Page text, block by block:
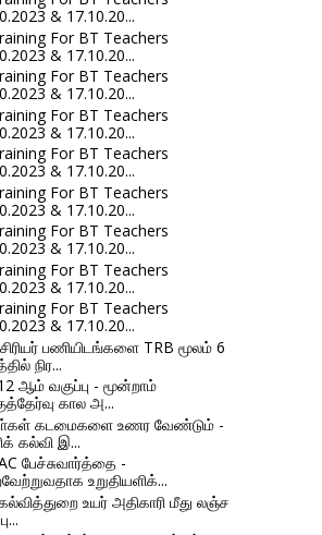
& 17.10.20...
For BT Teachers
& 17.10.20...
For BT Teachers
& 17.10.20...
For BT Teachers
& 17.10.20...
For BT Teachers
& 17.10.20...
For BT Teachers
& 17.10.20...
For BT Teachers
& 17.10.20...
For BT Teachers
& 17.10.20...
For BT Teachers
& 17.10.20...
பணியிடங்களை TRB மூலம் 6
நிர...
ஆம் வகுப்பு - மூன்றாம்
கால அ...
கடமைகளை உணர வேண்டும் -
கல்வி இ...
பேச்சுவார்த்தை -
உறுதியளிக்...
உயர் அதிகாரி மீது லஞ்ச